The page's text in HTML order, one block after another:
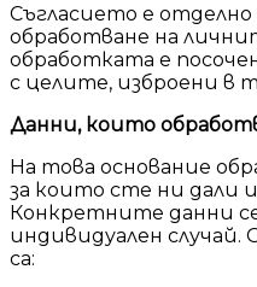
Съгласието е отделно
обработване на
обработката е
с целите, изброени в
Данни, които
На това основание
за които сте ни дали
Конкретните данни
индивидуален
са: